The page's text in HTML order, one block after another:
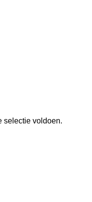
selectie voldoen.